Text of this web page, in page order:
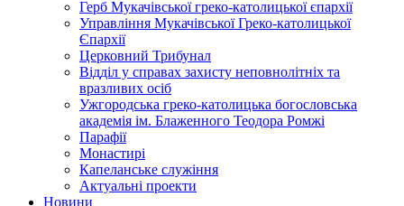
Герб Мукачівської греко-католицької єпархії
Управління Мукачівської Греко-католицької
Єпархії
Церковний Трибунал
Відділ у справах захисту неповнолітніх та
вразливих осіб
Ужгородська греко-католицька богословська
академія ім. Блаженного Теодора Ромжі
Парафії
Монастирі
Капеланське служіння
Актуальні проекти
Новини